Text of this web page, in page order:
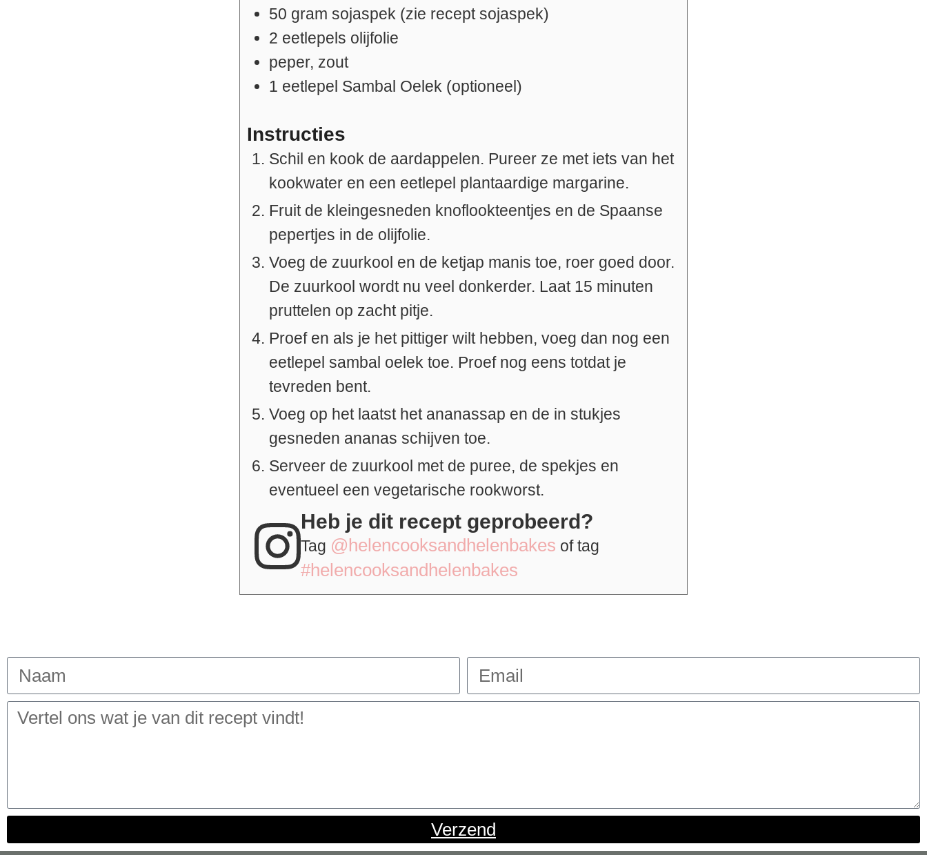
50 gram sojaspek (zie recept sojaspek)
2 eetlepels olijfolie
peper, zout
1 eetlepel Sambal Oelek (optioneel)
Instructies
Schil en kook de aardappelen. Pureer ze met iets van het
kookwater en een eetlepel plantaardige margarine.
Fruit de kleingesneden knoflookteentjes en de Spaanse
pepertjes in de olijfolie.
Voeg de zuurkool en de ketjap manis toe, roer goed door.
De zuurkool wordt nu veel donkerder. Laat 15 minuten
pruttelen op zacht pitje.
Proef en als je het pittiger wilt hebben, voeg dan nog een
eetlepel sambal oelek toe. Proef nog eens totdat je
tevreden bent.
Voeg op het laatst het ananassap en de in stukjes
gesneden ananas schijven toe.
Serveer de zuurkool met de puree, de spekjes en
eventueel een vegetarische rookworst.
Heb je dit recept geprobeerd?
Tag @helencooksandhelenbakes of tag
#helencooksandhelenbakes
Verzend